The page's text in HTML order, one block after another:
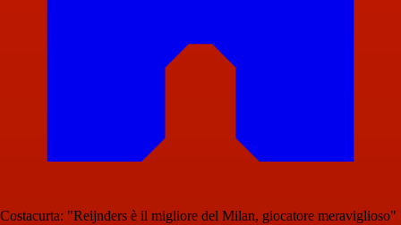
Costacurta: "Reijnders è il migliore del Milan, giocatore meraviglioso"